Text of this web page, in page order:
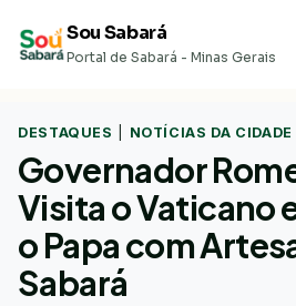
para
Sou Sabará
Portal de Sabará - Minas Gerais
DESTAQUES NOTÍCIAS DA CIDADE
Governador
Visita o Vaticano
o Papa com
Sabará